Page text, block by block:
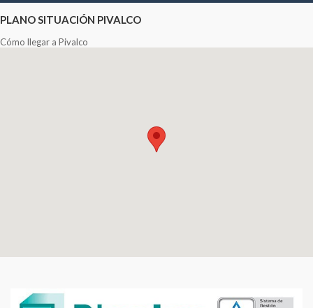
PLANO SITUACIÓN PIVALCO
Cómo llegar a Pivalco